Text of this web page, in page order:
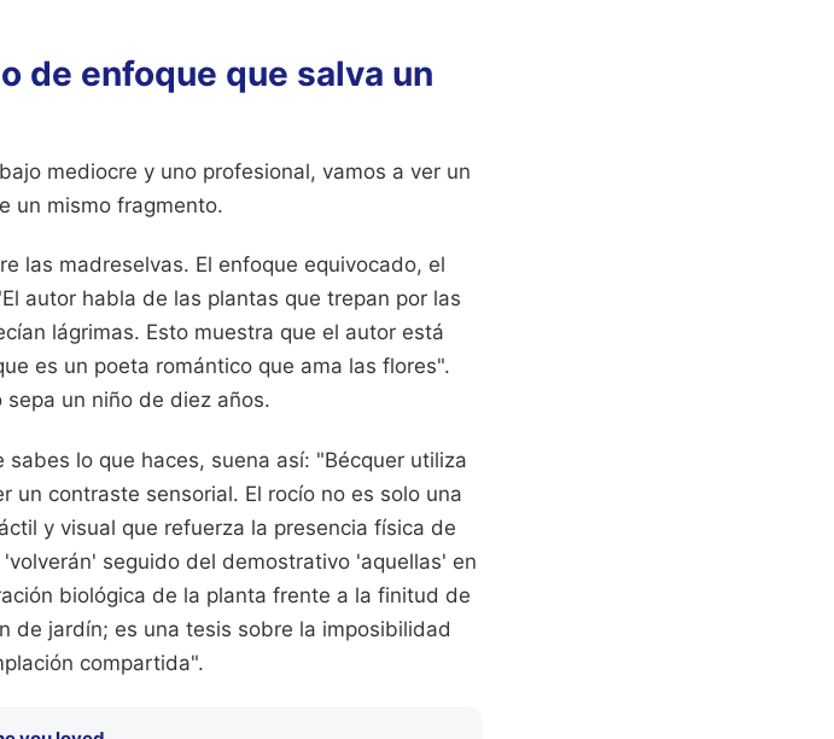
de enfoque que salva un
mediocre y uno profesional, vamos a ver un
un mismo fragmento.
las madreselvas. El enfoque equivocado, el
autor habla de las plantas que trepan por las
lágrimas. Esto muestra que el autor está
es un poeta romántico que ama las flores".
un niño de diez años.
lo que haces, suena así: "Bécquer utiliza
un contraste sensorial. El rocío no es solo una
y visual que refuerza la presencia física de
seguido del demostrativo 'aquellas' en
biológica de la planta frente a la finitud de
de jardín; es una tesis sobre la imposibilidad
compartida".